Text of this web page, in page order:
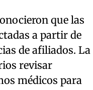
que las
a partir de
de afiliados. La
revisar
médicos para